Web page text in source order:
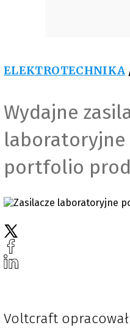
ELEKTROTECHNIKA
Wydajne
laboratoryjne
portfolio
Voltcraft